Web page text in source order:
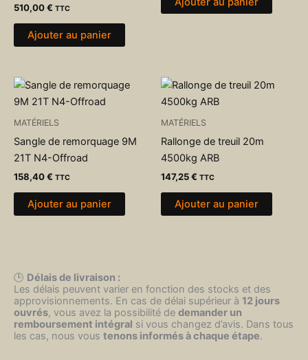
510,00€ TTC
Ajouter au panier
MATÉRIELS
Sangle de remorquage 9M
21T N4-Offroad
158,40€ TTC
Ajouter au panier
MATÉRIELS
Rallonge de treuil 20m
4500kg ARB
147,25€ TTC
Ajouter au panier
🕒 Délais de livraison :
Les délais peuvent varier en fonction des stocks et des
approvisionnements. En cas de délai supérieur à 12 jours
ouvrés, vous avez la possibilité de demander un
remboursement intégral si vous changez d’avis. Dans tous
les cas, nous vous tenons informés à chaque étape.